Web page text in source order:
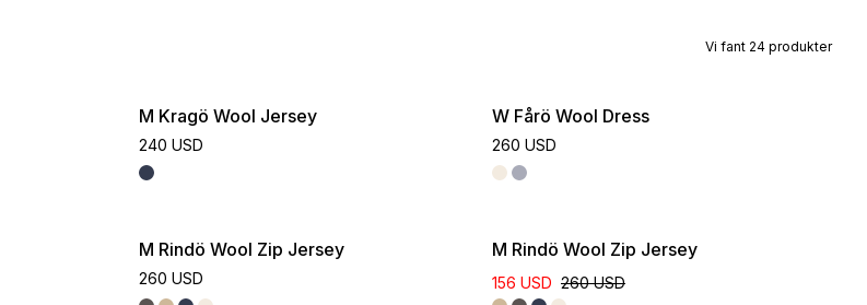
Vi fant 24 produkter
M Kragö Wool Jersey
240 USD
W Fårö Wool Dress
260 USD
M Rindö Wool Zip Jersey
260 USD
M Rindö Wool Zip Jersey
156 USD 260 USD